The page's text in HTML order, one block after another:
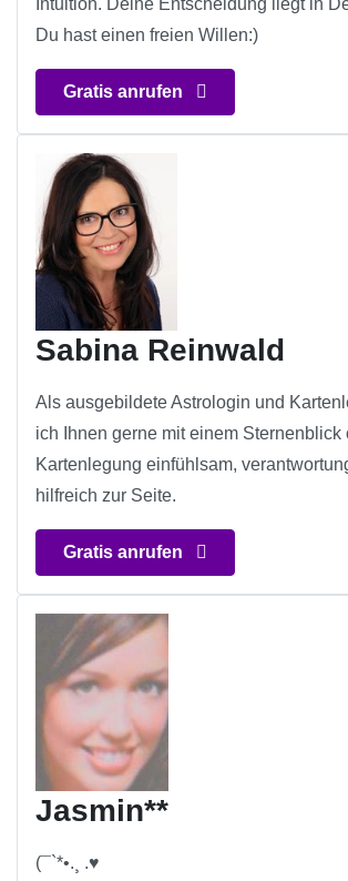
Intuition. Deine Entscheidung liegt in
Du hast einen freien Willen:)
Gratis anrufen
Sabina Reinwald
Als ausgebildete Astrologin und
ich Ihnen gerne mit einem Sternenblick
Kartenlegung einfühlsam,
hilfreich zur Seite.
Gratis anrufen
Jasmin**
(¯`*•.¸ .♥